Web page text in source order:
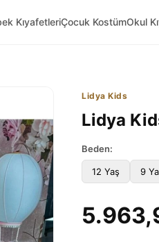
KıyafetleriÇocuk KostümOkul
Lidya Kids
Lidya
Beden:
12 Yaş 9